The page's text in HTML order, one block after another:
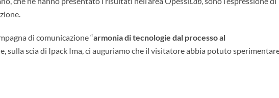
di comunicazione “armonia di tecnologie dal processo al
sulla scia di Ipack Ima, ci auguriamo che il visitatore abbia potuto